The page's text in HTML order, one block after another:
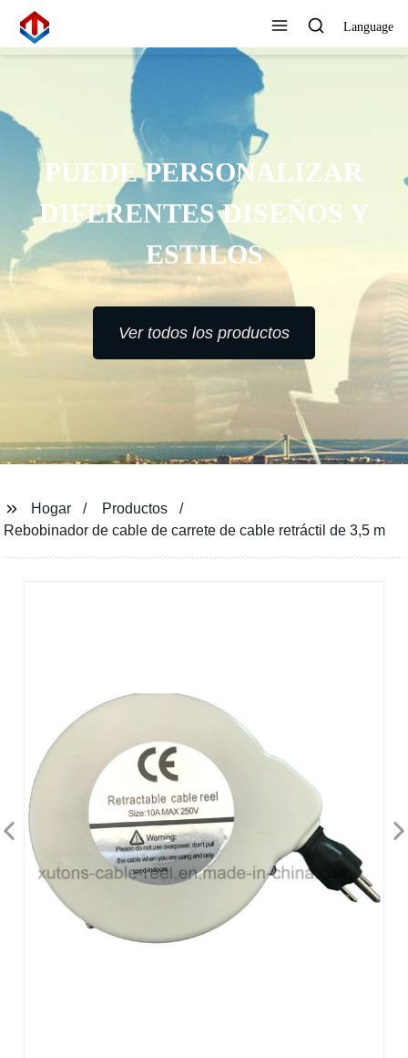
Language
Hogar
Productos
Rebobinador de cable de carrete de cable retráctil de 3,5 m